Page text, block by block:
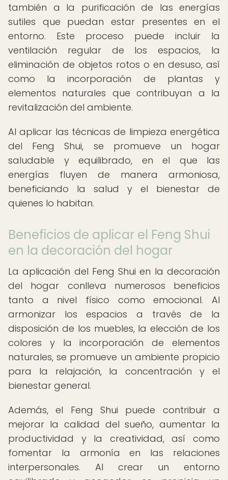
también a la purificación de las energías
sutiles que puedan estar presentes en el
entorno. Este proceso puede incluir la
ventilación regular de los espacios, la
eliminación de objetos rotos o en desuso, así
como la incorporación de plantas y
elementos naturales que contribuyan a la
revitalización del ambiente.
Al aplicar las técnicas de limpieza energética
del Feng Shui, se promueve un hogar
saludable y equilibrado, en el que las
energías fluyen de manera armoniosa,
beneficiando la salud y el bienestar de
quienes lo habitan.
Beneficios de aplicar el Feng Shui
en la decoración del hogar
La aplicación del Feng Shui en la decoración
del hogar conlleva numerosos beneficios
tanto a nivel físico como emocional. Al
armonizar los espacios a través de la
disposición de los muebles, la elección de los
colores y la incorporación de elementos
naturales, se promueve un ambiente propicio
para la relajación, la concentración y el
bienestar general.
Además, el Feng Shui puede contribuir a
mejorar la calidad del sueño, aumentar la
productividad y la creatividad, así como
fomentar la armonía en las relaciones
interpersonales. Al crear un entorno